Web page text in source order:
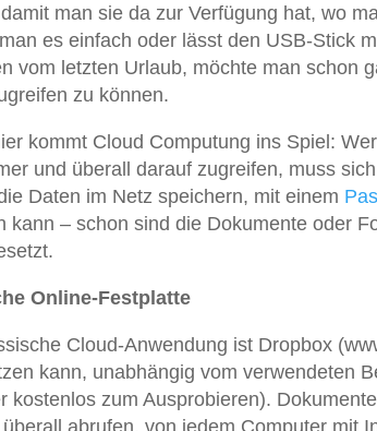
man sie da zur Verfügung hat, wo
es einfach oder lässt den USB-Stick
vom letzten Urlaub, möchte man schon
zu können.
kommt Cloud Computung ins Spiel:
und überall darauf zugreifen, muss
Daten im Netz speichern, mit einem
kann – schon sind die Dokumente oder
Online-Festplatte
Cloud-Anwendung ist Dropbox
kann, unabhängig vom verwendeten
kostenlos zum Ausprobieren).